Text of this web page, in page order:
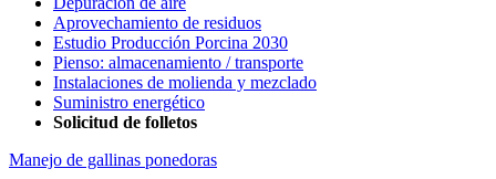
Aprovechamiento de residuos
Estudio Producción Porcina 2030
Pienso: almacenamiento / transporte
Instalaciones de molienda y mezclado
Suministro energético
Solicitud de folletos
Manejo de gallinas ponedoras